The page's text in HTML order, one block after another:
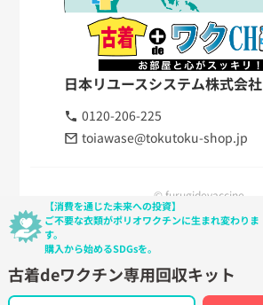
日本リユースシステム株式会社
0120-206-225
toiawase@tokutoku-shop.jp
© furugidevaccine
【消費を通じた未来への投資】
ご不要な衣類がポリオワクチンに生まれ変わりま
す。
購入から始めるSDGsを。
古着deワクチン専用回収キット